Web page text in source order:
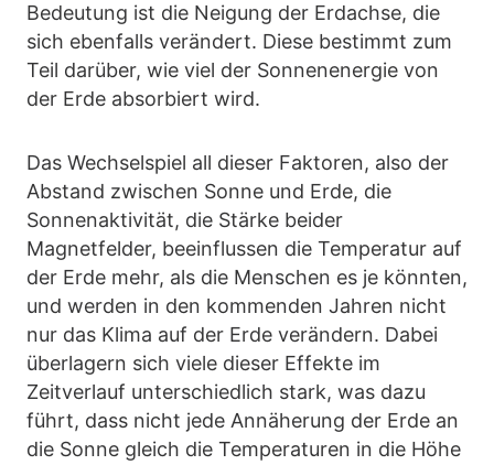
Bedeutung ist die Neigung der Erdachse, die
sich ebenfalls verändert. Diese bestimmt zum
Teil darüber, wie viel der Sonnenenergie von
der Erde absorbiert wird.
Das Wechselspiel all dieser Faktoren, also der
Abstand zwischen Sonne und Erde, die
Sonnenaktivität, die Stärke beider
Magnetfelder, beeinflussen die Temperatur auf
der Erde mehr, als die Menschen es je könnten,
und werden in den kommenden Jahren nicht
nur das Klima auf der Erde verändern. Dabei
überlagern sich viele dieser Effekte im
Zeitverlauf unterschiedlich stark, was dazu
führt, dass nicht jede Annäherung der Erde an
die Sonne gleich die Temperaturen in die Höhe